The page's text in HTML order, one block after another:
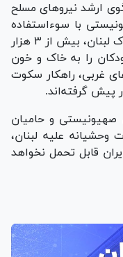
ارشد نیرو‌های مسلح
با سوءاستفاده
از فرصت آتش‌بس و تجاوز آشکار به خاک لبنان، بیش از ۳ هزار
را به خاک و خون
غربی، راهکار سکوت
پیش گرفته‌اند.
و حامیان
وحشیانه علیه لبنان،
قابل تحمل نخواهد